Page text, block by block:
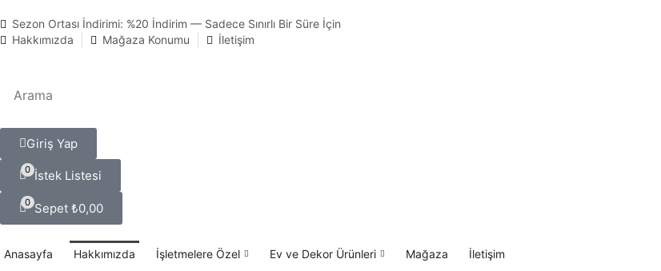
Sezon Ortası İndirimi: %20 İndirim — Sadece Sınırlı Bir Süre İçin
Hakkımızda
Mağaza Konumu İletişim
Giriş Yap
0 İstek Listesi
0 Sepet ₺0,00
Anasayfa Hakkımızda İşletmelere Özel Ev ve Dekor Ürünleri Mağaza İletişim